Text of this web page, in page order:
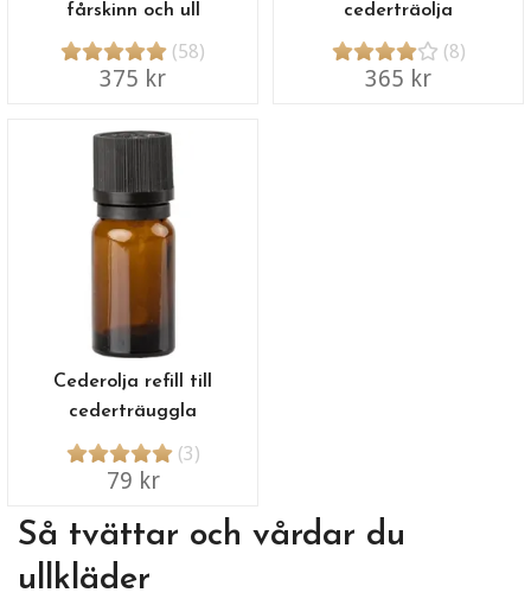
fårskinn och ull
(58)
375 kr
cederträolja
(8)
365 kr
Cederolja refill till
cederträuggla
(3)
79 kr
Så tvättar och vårdar du
ullkläder